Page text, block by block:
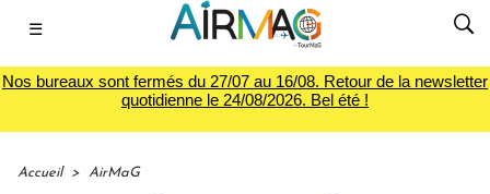
☰
Nos bureaux sont fermés du 27/07 au 16/08. Retour de la newsletter
quotidienne le 24/08/2026. Bel été !
Accueil > AirMaG